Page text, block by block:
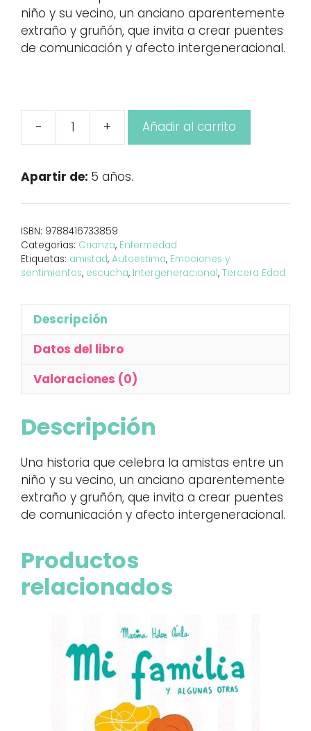
niño y su vecino, un anciano aparentemente
extraño y gruñón, que invita a crear puentes
de comunicación y afecto intergeneracional.
-
cantidad
+ Añadir al carrito
Apartir de: 5 años.
ISBN: 9788416733859
Categorías: Crianza, Enfermedad
Etiquetas: amistad, Autoestima, Emociones y
sentimientos, escucha, Intergeneracional, Tercera Edad
Descripción
Datos del libro
Valoraciones (0)
Descripción
Una historia que celebra la amistas entre un
niño y su vecino, un anciano aparentemente
extraño y gruñón, que invita a crear puentes
de comunicación y afecto intergeneracional.
Productos
relacionados